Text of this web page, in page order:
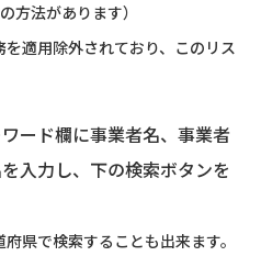
方法があります）
適用除外されており、このリス
ード欄に事業者名、事業者
入力し、下の検索ボタンを
県で検索することも出来ます。